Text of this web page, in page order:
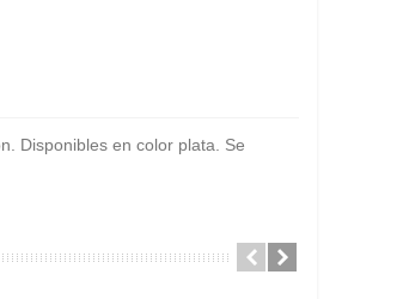
Disponibles en color plata. Se